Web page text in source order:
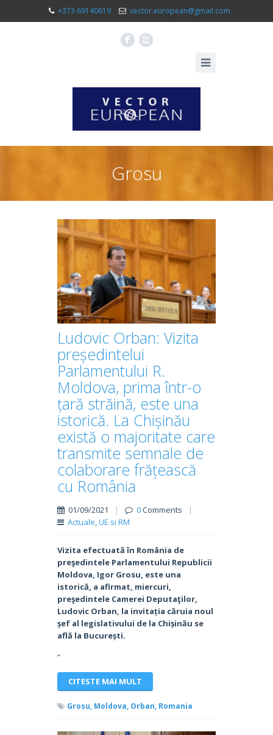
+373 69140619 vector.european@gmail.com
F X
Grosu
Ludovic Orban: Vizita
președintelui
Parlamentului R.
Moldova, prima într-o
țară străină, este una
istorică. La Chișinău
există o majoritate care
transmite semnale de
colaborare frățească
cu România
01/09/2021 | 0Comments
|
Actuale,UE si RM
Vizita efectuată în România de
preşedintele Parlamentului Republicii
Moldova, Igor Grosu, este una
istorică, a afirmat, miercuri,
preşedintele Camerei Deputaţilor,
Ludovic Orban, la invitația căruia noul
șef al legislativului de la Chișinău se
află la București.
“
CITESTE MAI MULT
Grosu, Moldova, Orban, Romania